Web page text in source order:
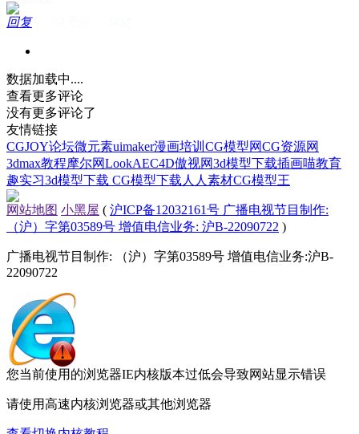
回复
数据加载中....
查看更多评论
没有更多评论了
友情链接
CGJOY论坛微元素uimaker漫画培训 CG模型网CG资源网
3dmax教程摩尔网LookAEC4D傲视网3d模型下载插画喵教育
趣实习3d模型下载 CG模型下载 人人素材CG模型王
网站地图 小黑屋 ( 沪ICP备12032161号 广播电视节目制作:
（沪）字第03589号 增值电信业务: 沪B-22090722 )
广播电视节目制作: （沪）字第03589号 增值电信业务:沪B-
22090722
您当前使用的浏览器IE内核版本过低会导致网站显示错误
请使用高速内核浏览器或其他浏览器